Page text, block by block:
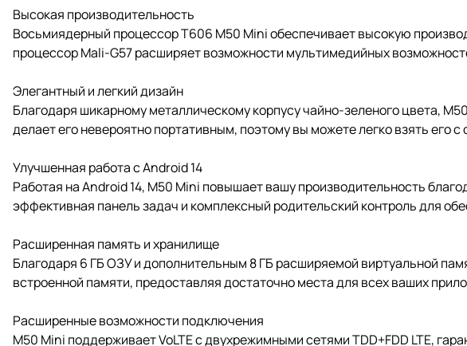
Высокая производительность
Восьмиядерный процессор T606 M50 Mini обеспечивает высокую
процессор Mali-G57 расширяет возможности мультимедийных
Элегантный и легкий дизайн
Благодаря шикарному металлическому корпусу чайно-зеленого цвета,
делает его невероятно портативным, поэтому вы можете легко взять его с
Улучшенная работа с Android 14
Работая на Android 14, M50 Mini повышает вашу производительность
эффективная панель задач и комплексный родительский контроль для
Расширенная память и хранилище
Благодаря 6 ГБ ОЗУ и дополнительным 8 ГБ расширяемой виртуальной
встроенной памяти, предоставляя достаточно места для всех ваших
Расширенные возможности подключения
M50 Mini поддерживает VoLTE с двухрежимными сетями TDD+FDD LTE,